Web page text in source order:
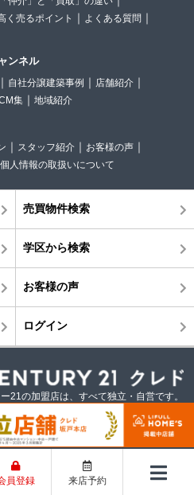
く売るポイント
よくある質問
ンネル
自社分譲建築事例
店舗紹介
集 地域紹介
スタッフ紹介
お客様の声
個人情報の取扱いについて
売買物件検索
学区から検索
お客様の声
ログイン
21の加盟店は、すべて独立・自営です。
社クレド
員登録 来店予約